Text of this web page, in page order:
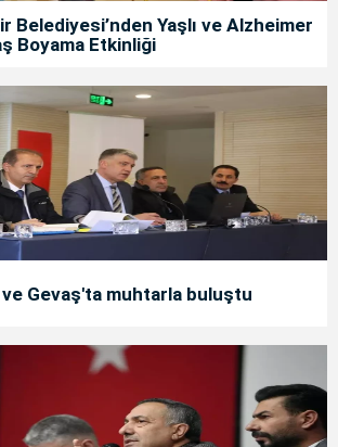
Belediyesi’nden Yaşlı ve Alzheimer
Boyama Etkinliği
ve Gevaş'ta muhtarla buluştu